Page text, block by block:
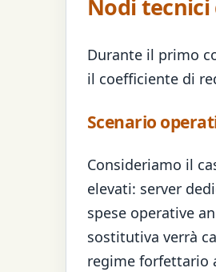
Nodi
Durante il primo
il coefficiente di
Scenario
Consideriamo il
elevati: server
spese operative
sostitutiva verrà
regime forfettario